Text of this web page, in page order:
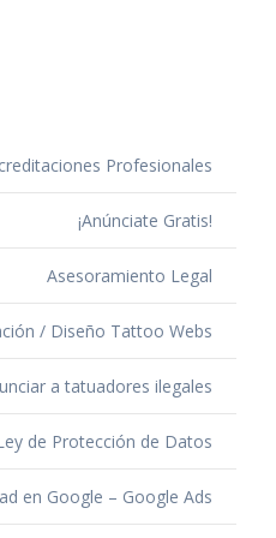
Profesionales
¡Anúnciate Gratis!
Asesoramiento Legal
/ Diseño Tattoo Webs
a tatuadores ilegales
de Protección de Datos
en Google – Google Ads